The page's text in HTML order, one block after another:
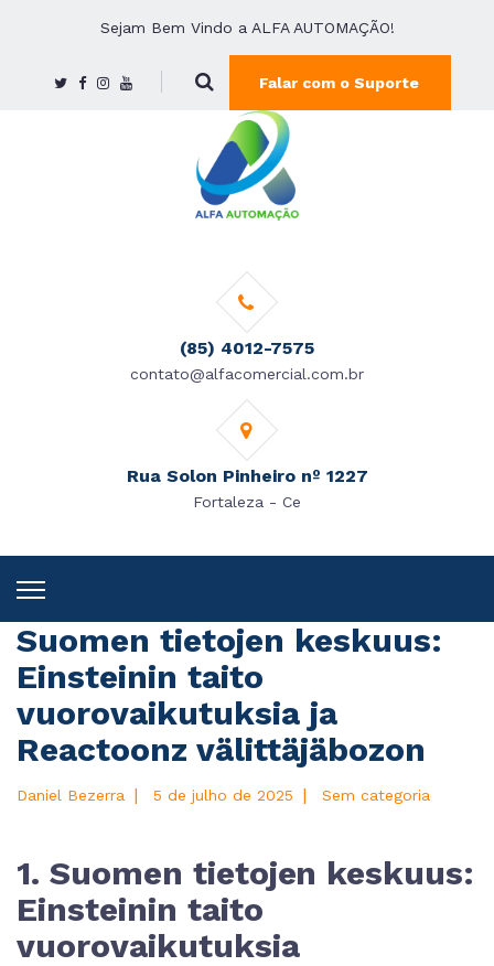
Sejam Bem Vindo a ALFA AUTOMAÇÃO!
Falar com o Suporte
(85) 4012-7575
contato@alfacomercial.com.br
Rua Solon Pinheiro nº 1227
Fortaleza - Ce
Suomen tietojen keskuus:
Einsteinin taito
vuorovaikutuksia ja
Reactoonz välittäjäbozon
Daniel Bezerra | 5 de julho de 2025 | Sem categoria
1. Suomen tietojen keskuus:
Einsteinin taito
vuorovaikutuksia